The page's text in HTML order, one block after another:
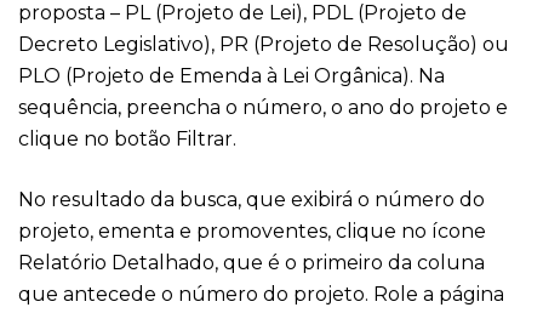
proposta – PL (Projeto de Lei), PDL (Projeto de
Decreto Legislativo), PR (Projeto de Resolução) ou
PLO (Projeto de Emenda à Lei Orgânica). Na
sequência, preencha o número, o ano do projeto e
clique no botão Filtrar.
No resultado da busca, que exibirá o número do
projeto, ementa e promoventes, clique no ícone
Relatório Detalhado, que é o primeiro da coluna
que antecede o número do projeto. Role a página